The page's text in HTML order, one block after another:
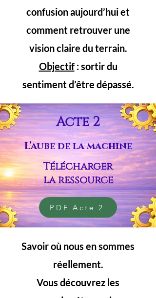
confusion aujourd’hui et
comment retrouver une
vision claire du terrain.
Objectif: sortir du
sentiment d’être dépassé.
Acte 2
L’aube de la machine
Télécharger
la ressource
PDF Acte 2
Savoir où nous en sommes
réellement.
Vous découvrez les